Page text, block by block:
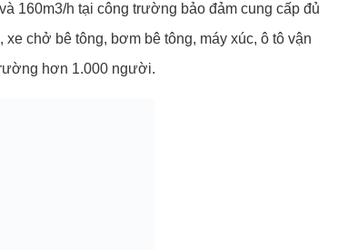
160m3/h tại công trường bảo đảm cung cấp đủ
chở bê tông, bơm bê tông, máy xúc, ô tô vận
hơn 1.000 người.